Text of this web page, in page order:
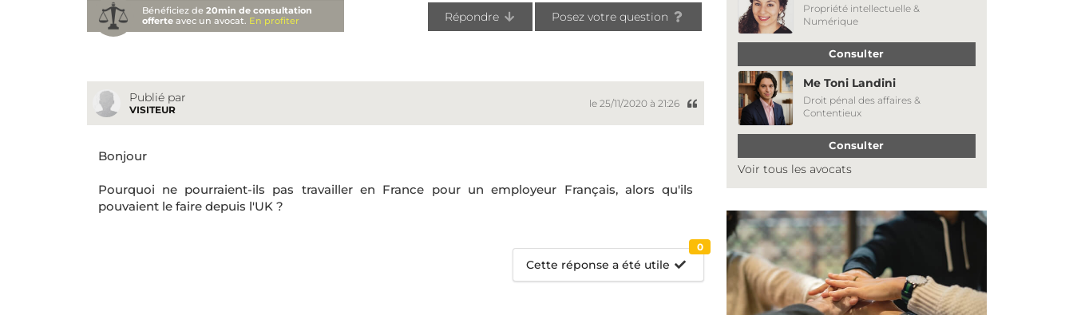
Bénéficiez de20min de consultation
offerte avec un avocat. En profiter Répondre Posez votre question
Publié par
VISITEUR
le 25/11/2020 à 21:26
Bonjour
Pourquoi ne pourraient-ils pas travailler en France pour un employeur Français, alors qu'ils
pouvaient le faire depuis l'UK ?
Cette réponse a été utile
0
Propriété intellectuelle &
Numérique
Consulter
Me Toni Landini
Droit pénal des affaires &
Contentieux
Consulter
Voir tous les avocats